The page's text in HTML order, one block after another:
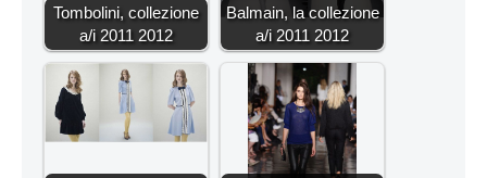
Tombolini, collezione
a/i 2011 2012
Balmain, la collezione
a/i 2011 2012